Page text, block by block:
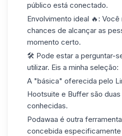
público está conectado.
Envolvimento ideal 🔥: Você
chances de alcançar as
momento certo.
🛠️ Pode estar a perguntar-
utilizar. Eis a minha seleção:
A "básica" oferecida pelo
Hootsuite e Buffer são
conhecidas.
Podawaa é outra
concebida especificamente